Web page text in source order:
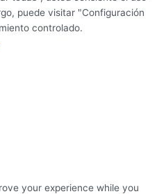
puede visitar "Configuración
controlado.
your experience while you